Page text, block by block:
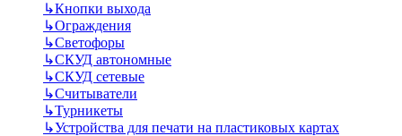
↳Кнопки выхода
↳Ограждения
↳Светофоры
↳СКУД автономные
↳СКУД сетевые
↳Считыватели
↳Турникеты
↳Устройства для печати на пластиковых картах